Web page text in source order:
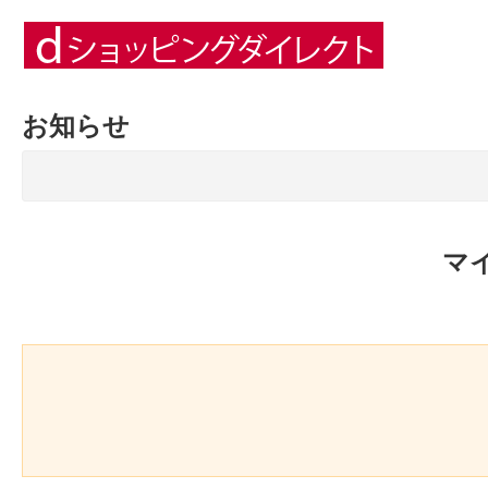
お知らせ
マ